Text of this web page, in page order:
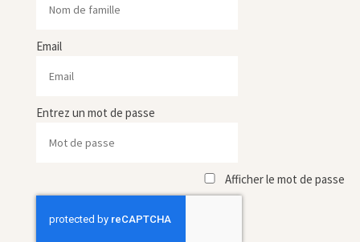
Email
Entrez un mot de passe
Afficher le mot de passe